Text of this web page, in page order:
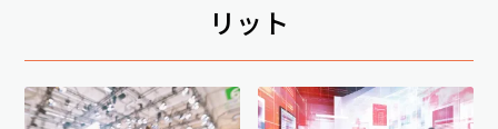
リット